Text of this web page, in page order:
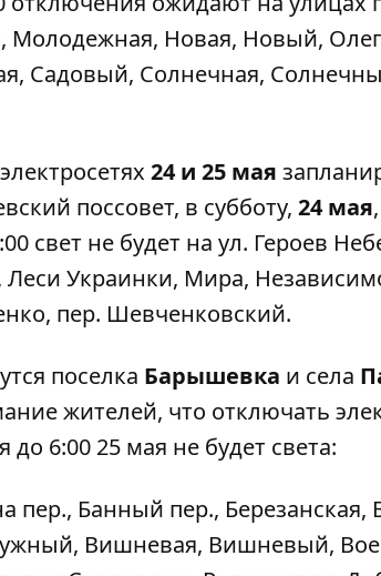
Молодежная, Новая, Новый,
Садовый, Солнечная,
24 и 25 мая
поссовет, в субботу, 24 мая
свет не будет на ул. Героев
Украинки, Мира,
пер. Шевченковский.
поселка Барышевка и села
жителей, что отключать
6:00 25 мая не будет света:
пер., Банный пер., Березанская,
Вишневая, Вишневый,